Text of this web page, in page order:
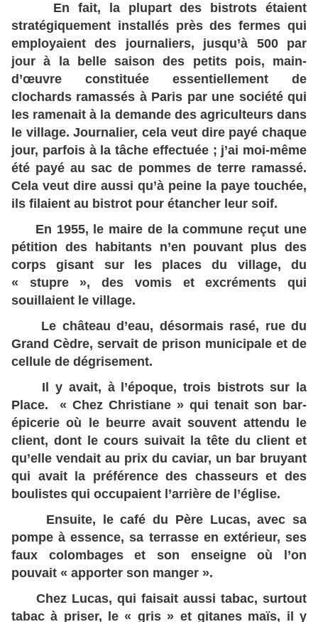
En fait, la plupart des bistrots étaient
stratégiquement installés près des fermes qui
employaient des journaliers, jusqu’à 500 par
jour à la belle saison des petits pois, main-
d’œuvre constituée essentiellement de
clochards ramassés à Paris par une société qui
les ramenait à la demande des agriculteurs dans
le village. Journalier, cela veut dire payé chaque
jour, parfois à la tâche effectuée ; j’ai moi-même
été payé au sac de pommes de terre ramassé.
Cela veut dire aussi qu’à peine la paye touchée,
ils filaient au bistrot pour étancher leur soif.
En 1955, le maire de la commune reçut une
pétition des habitants n’en pouvant plus des
corps gisant sur les places du village, du
« stupre », des vomis et excréments qui
souillaient le village.
Le château d’eau, désormais rasé, rue du
Grand Cèdre, servait de prison municipale et de
cellule de dégrisement.
Il y avait, à l’époque, trois bistrots sur la
Place. « Chez Christiane » qui tenait son bar-
épicerie où le beurre avait souvent attendu le
client, dont le cours suivait la tête du client et
qu’elle vendait au prix du caviar, un bar bruyant
qui avait la préférence des chasseurs et des
boulistes qui occupaient l’arrière de l’église.
Ensuite, le café du Père Lucas, avec sa
pompe à essence, sa terrasse en extérieur, ses
faux colombages et son enseigne où l’on
pouvait « apporter son manger ».
Chez Lucas, qui faisait aussi tabac, surtout
tabac à priser, le « gris » et gitanes maïs, il y